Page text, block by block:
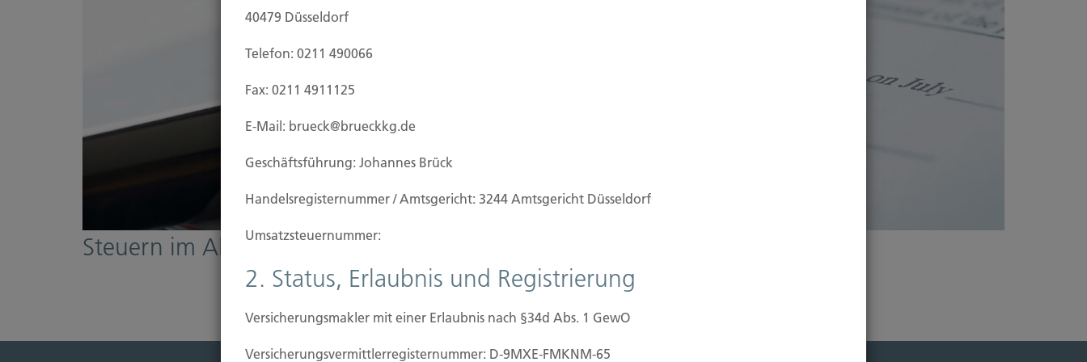
Steuern im Alter
40479 Düsseldorf
Telefon: 0211 490066
Fax: 0211 4911125
E-Mail: brueck@brueckkg.de
Geschäftsführung: Johannes Brück
Handels­registernummer / Amtsgericht: 3244 Amtsgericht Düsseldorf
Umsatzsteuer­nummer:
2. Status, Erlaubnis und Registrierung
Versicherungsmakler mit einer Erlaubnis nach §34d Abs. 1 GewO
Versicherungs­vermittler­registernummer: D-9MXE-FMKNM-65